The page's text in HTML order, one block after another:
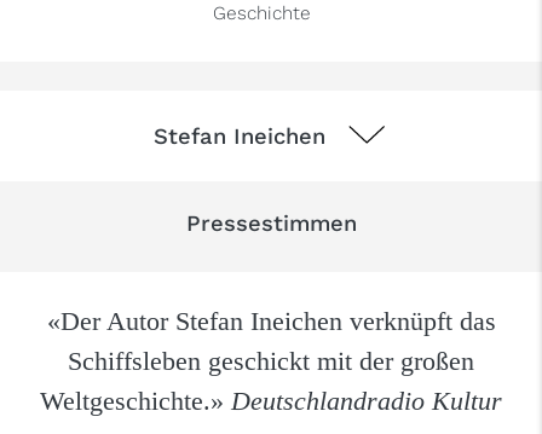
Geschichte
Stefan Ineichen
Pressestimmen
«Der Autor Stefan Ineichen verknüpft das
Schiffsleben geschickt mit der großen
Weltgeschichte.» Deutschlandradio Kultur